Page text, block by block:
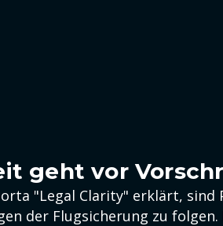
geht vor
"Legal Clarity" erklärt,
der Flugsicherung zu folgen.